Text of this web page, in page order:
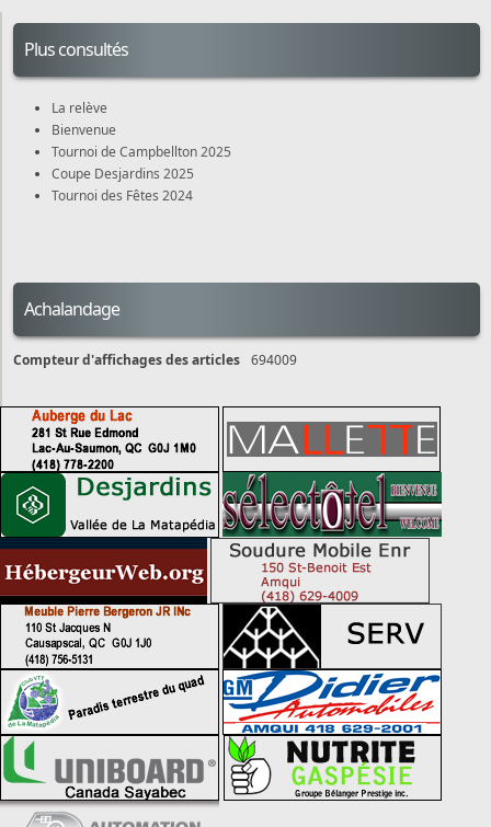
Plus consultés
La relève
Bienvenue
Tournoi de Campbellton 2025
Coupe Desjardins 2025
Tournoi des Fêtes 2024
Achalandage
Compteur d'affichages des articles 694009